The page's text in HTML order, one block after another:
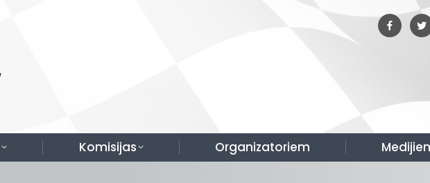
Komisijas Organizatoriem